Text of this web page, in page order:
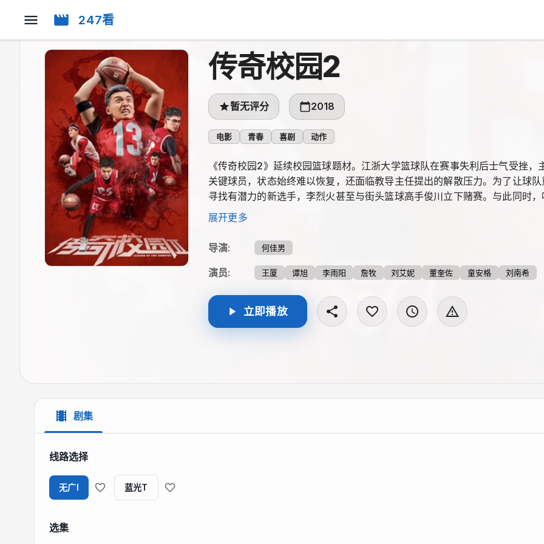
247看
传奇校园2
暂无评分 2018
电影 青春 喜剧 动作
《传奇校园2》延续校园篮球题材。江浙大学篮球队在赛事失利后士气受挫
关键球员，状态始终难以恢复，还面临教导主任提出的解散压力。为了让球
寻找有潜力的新选手，李烈火甚至与街头篮球高手俊川立下赌赛。与此同时
解，江浙大学篮球队也因此看到新的希望。
展开更多
导演: 何佳男
演员: 王厦 谭旭 李雨阳 詹牧 刘艾妮 董奎佐 童安格 刘南希
立即播放
剧集
线路选择
无广I 蓝光T
选集